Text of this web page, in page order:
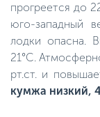
прогреется до
юго-западный
лодки опасна.
21°C.
рт.ст. и
кумжа низкий,